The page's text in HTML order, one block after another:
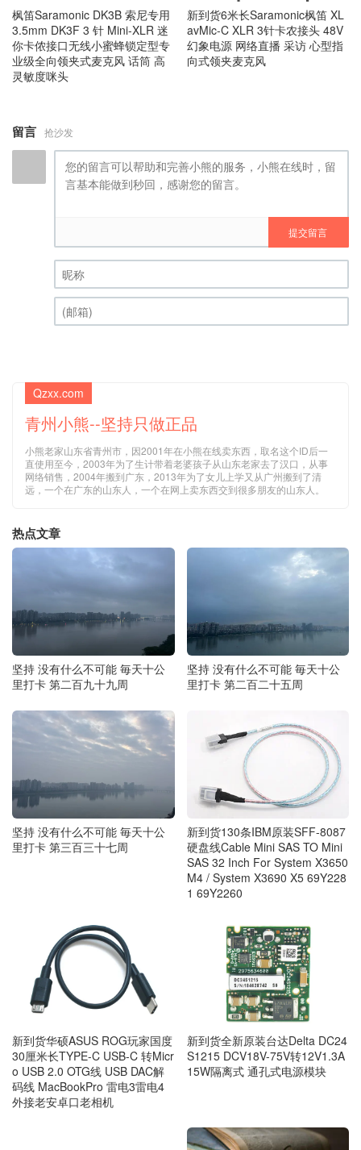
枫笛Saramonic DK3B 索尼专用
3.5mm DK3F 3 针 Mini-XLR 迷
你卡侬接口无线小蜜蜂锁定型专
业级全向领夹式麦克风 话筒 高
灵敏度咪头
新到货6米长Saramonic枫笛 XL
avMic-C XLR 3针卡农接头 48V
幻象电源 网络直播 采访 心型指
向式领夹麦克风
留言 抢沙发
提交留言
昵称 (必填)
Qzxx.com
青州小熊--坚持只做正品
小熊老家山东省青州市，因2001年在小熊在线卖东西，取名这个ID后一
直使用至今，2003年为了生计带着老婆孩子从山东老家去了汉口，从事
网络销售，2004年搬到广东，2013年为了女儿上学又从广州搬到了清
远，一个在广东的山东人，一个在网上卖东西交到很多朋友的山东人。
热点文章
坚持 没有什么不可能 毎天十公
里打卡 第二百九十九周
坚持 没有什么不可能 毎天十公
里打卡 第二百二十五周
坚持 没有什么不可能 毎天十公
里打卡 第三百三十七周
新到货130条IBM原装SFF-8087
硬盘线Cable Mini SAS TO Mini
SAS 32 Inch For System X3650
M4 / System X3690 X5 69Y228
1 69Y2260
新到货华硕ASUS ROG玩家国度
30厘米长TYPE-C USB-C 转Micr
o USB 2.0 OTG线 USB DAC解
码线 MacBookPro 雷电3雷电4
外接老安卓口老相机
新到货全新原装台达Delta DC24
S1215 DCV18V-75V转12V1.3A
15W隔离式 通孔式电源模块